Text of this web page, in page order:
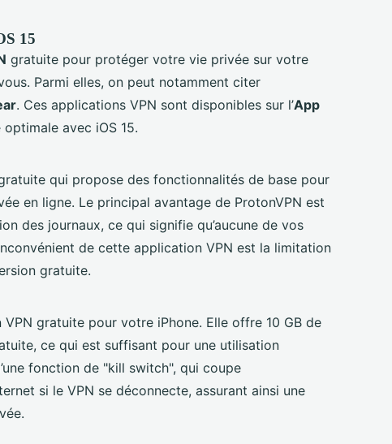
15
gratuite pour protéger votre vie privée sur votre
Parmi elles, on peut notamment citer
. Ces applications VPN sont disponibles sur l’App
avec iOS 15.
qui propose des fonctionnalités de base pour
en ligne. Le principal avantage de ProtonVPN est
des journaux, ce qui signifie qu’aucune de vos
de cette application VPN est la limitation
gratuite.
gratuite pour votre iPhone. Elle offre 10 GB de
ce qui est suffisant pour une utilisation
fonction de "kill switch", qui coupe
si le VPN se déconnecte, assurant ainsi une